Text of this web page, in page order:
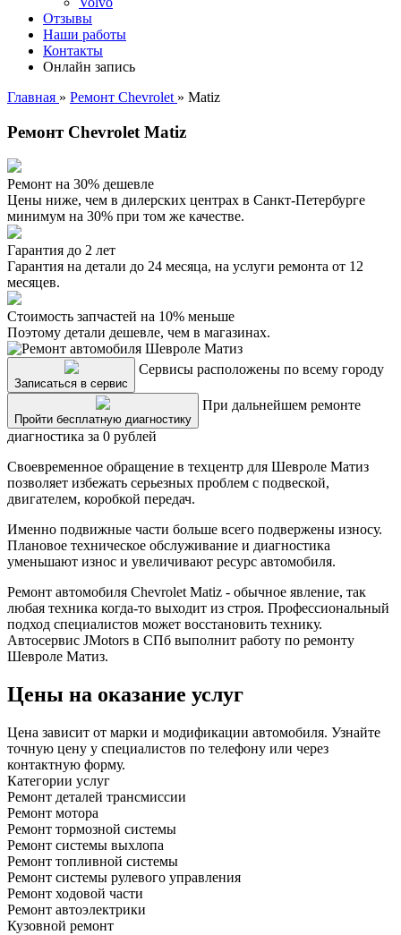
Отзывы
Наши работы
Контакты
Онлайн запись
Главная » Ремонт Chevrolet » Matiz
Ремонт Chevrolet Matiz
Ремонт на 30% дешевле
Цены ниже, чем в дилерских центрах в Санкт-Петербурге
минимум на 30% при том же качестве.
Гарантия до 2 лет
Гарантия на детали до 24 месяца, на услуги ремонта от 12
месяцев.
Стоимость запчастей на 10% меньше
Поэтому детали дешевле, чем в магазинах.
Записаться в сервис
Сервисы расположены по всему городу
Пройти бесплатную диагностику
При дальнейшем ремонте
диагностика за 0 рублей
Своевременное обращение в техцентр для Шевроле Матиз
позволяет избежать серьезных проблем с подвеской,
двигателем, коробкой передач.
Именно подвижные части больше всего подвержены износу.
Плановое техническое обслуживание и диагностика
уменьшают износ и увеличивают ресурс автомобиля.
Ремонт автомобиля Chevrolet Matiz - обычное явление, так
любая техника когда-то выходит из строя. Профессиональный
подход специалистов может восстановить технику.
Автосервис JMotors в СПб выполнит работу по ремонту
Шевроле Матиз.
Цены на оказание услуг
Цена зависит от марки и модификации автомобиля. Узнайте
точную цену у специалистов по телефону или через
контактную форму.
Категории услуг
Ремонт деталей трансмиссии
Ремонт мотора
Ремонт тормозной системы
Ремонт системы выхлопа
Ремонт топливной системы
Ремонт системы рулевого управления
Ремонт ходовой части
Ремонт автоэлектрики
Кузовной ремонт